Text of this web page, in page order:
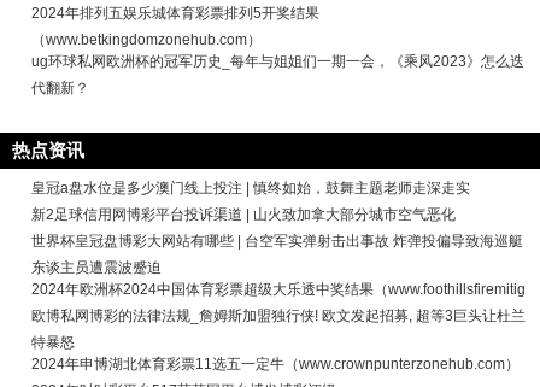
2024年排列五娱乐城体育彩票排列5开奖结果
（www.betkingdomzonehub.com）
ug环球私网欧洲杯的冠军历史_每年与姐姐们一期一会，《乘风2023》怎么迭
代翻新？
热点资讯
皇冠a盘水位是多少澳门线上投注 | 慎终如始，鼓舞主题老师走深走实
新2足球信用网博彩平台投诉渠道 | 山火致加拿大部分城市空气恶化
世界杯皇冠盘博彩大网站有哪些 | 台空军实弹射击出事故 炸弹投偏导致海巡艇
东谈主员遭震波蹙迫
2024年欧洲杯2024中国体育彩票超级大乐透中奖结果（www.foothillsfiremitig
欧博私网博彩的法律法规_詹姆斯加盟独行侠! 欧文发起招募, 超等3巨头让杜兰
特暴怒
2024年申博湖北体育彩票11选五一定牛（www.crownpunterzonehub.com）